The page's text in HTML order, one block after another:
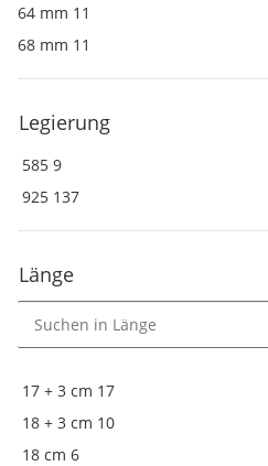
64 mm 11
68 mm 11
Legierung
585 9
925 137
Länge
17 + 3 cm 17
18 + 3 cm 10
18 cm 6